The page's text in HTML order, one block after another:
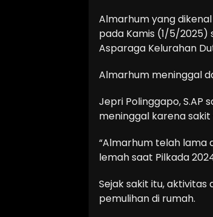
Almarhum yang
pada Kamis (1/5/2025)
Asparaga Kelurahan
Almarhum meninggal
Jepri Polinggapo,
meninggal karena
“Almarhum telah lama
lemah saat Pilkada
Sejak sakit itu,
pemulihan di rumah.